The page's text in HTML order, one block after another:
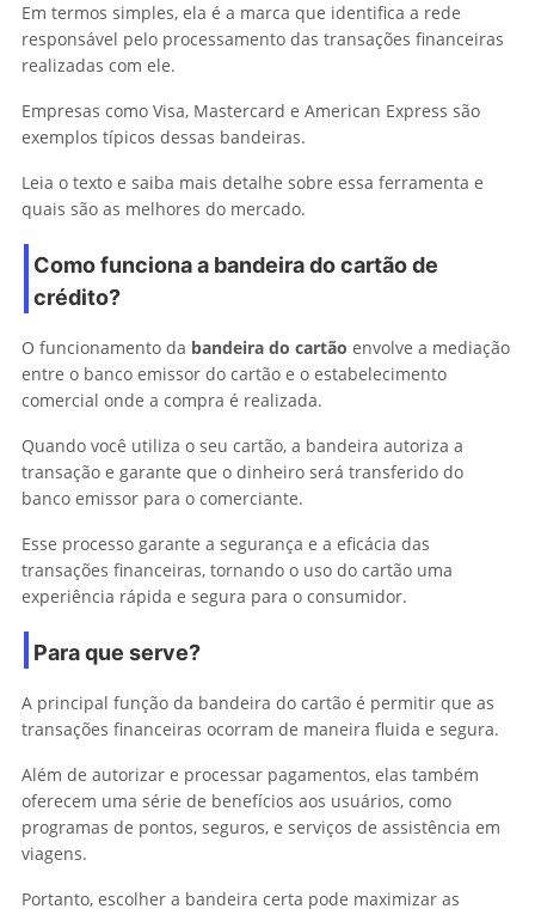
Em termos simples, ela é a marca que identifica a rede
responsável pelo processamento das transações financeiras
realizadas com ele.
Empresas como Visa, Mastercard e American Express são
exemplos típicos dessas bandeiras.
Leia o texto e saiba mais detalhe sobre essa ferramenta e
quais são as melhores do mercado.
Como funciona a bandeira do cartão de
crédito?
O funcionamento da bandeira do cartão envolve a mediação
entre o banco emissor do cartão e o estabelecimento
comercial onde a compra é realizada.
Quando você utiliza o seu cartão, a bandeira autoriza a
transação e garante que o dinheiro será transferido do
banco emissor para o comerciante.
Esse processo garante a segurança e a eficácia das
transações financeiras, tornando o uso do cartão uma
experiência rápida e segura para o consumidor.
Para que serve?
A principal função da bandeira do cartão é permitir que as
transações financeiras ocorram de maneira fluida e segura.
Além de autorizar e processar pagamentos, elas também
oferecem uma série de benefícios aos usuários, como
programas de pontos, seguros, e serviços de assistência em
viagens.
Portanto, escolher a bandeira certa pode maximizar as